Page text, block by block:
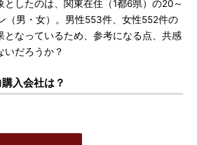
したのは、関東在住（1都6県）の20～
（男・女）。男性553件、女性552件の
となっているため、参考になる点、共感
いだろうか？
入会社は？